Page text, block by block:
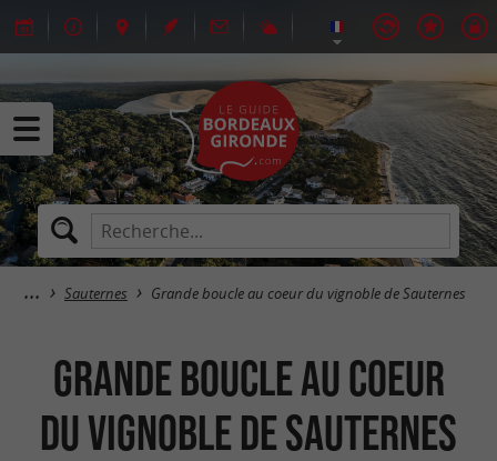
Sauternes Grande boucle au coeur du vignoble de Sauternes
Grande boucle au coeur
du vignoble de Sauternes